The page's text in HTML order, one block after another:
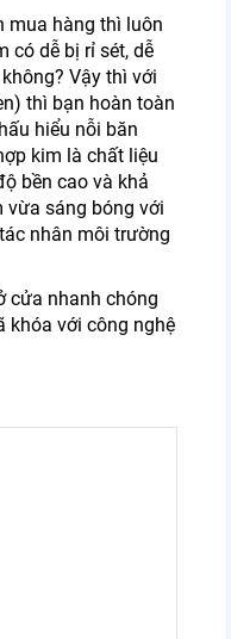
mua hàng thì luôn
có dễ bị rỉ sét, dễ
Vậy thì với
thì bạn hoàn toàn
hiểu nỗi băn
kim là chất liệu
bền cao và khả
vừa sáng bóng với
nhân môi trường
cửa nhanh chóng
khóa với công nghệ